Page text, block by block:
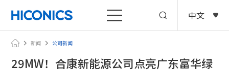
中文
新闻 公司新闻
29MW！合康新能源公司点亮广东富华绿